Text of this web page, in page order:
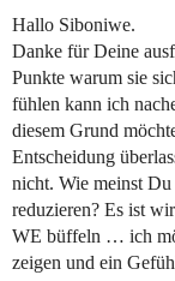
Hallo Siboniwe.
Danke für Deine
Punkte warum sie
fühlen kann ich
diesem Grund
Entscheidung
nicht. Wie meinst
reduzieren? Es ist
WE büffeln … ich
zeigen und ein